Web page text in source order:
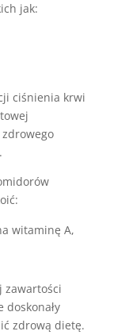
jak:
ciśnienia krwi
witaminę A,
zawartości
doskonały
zdrową dietę.